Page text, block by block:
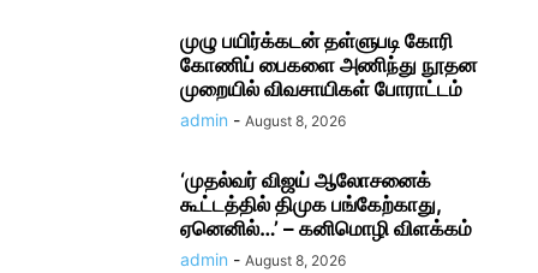
முழு பயிர்க்கடன் தள்ளுபடி கோரி
கோணிப் பைகளை அணிந்து நூதன
முறையில் விவசாயிகள் போராட்டம்
admin - August 8, 2026
‘முதல்வர் விஜய் ஆலோசனைக்
கூட்டத்தில் திமுக பங்கேற்காது,
ஏனெனில்…’ – கனிமொழி விளக்கம்
admin - August 8, 2026